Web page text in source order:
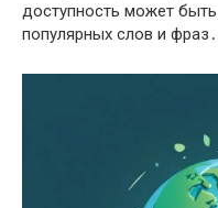
доступность может
популярных слов и фраз․